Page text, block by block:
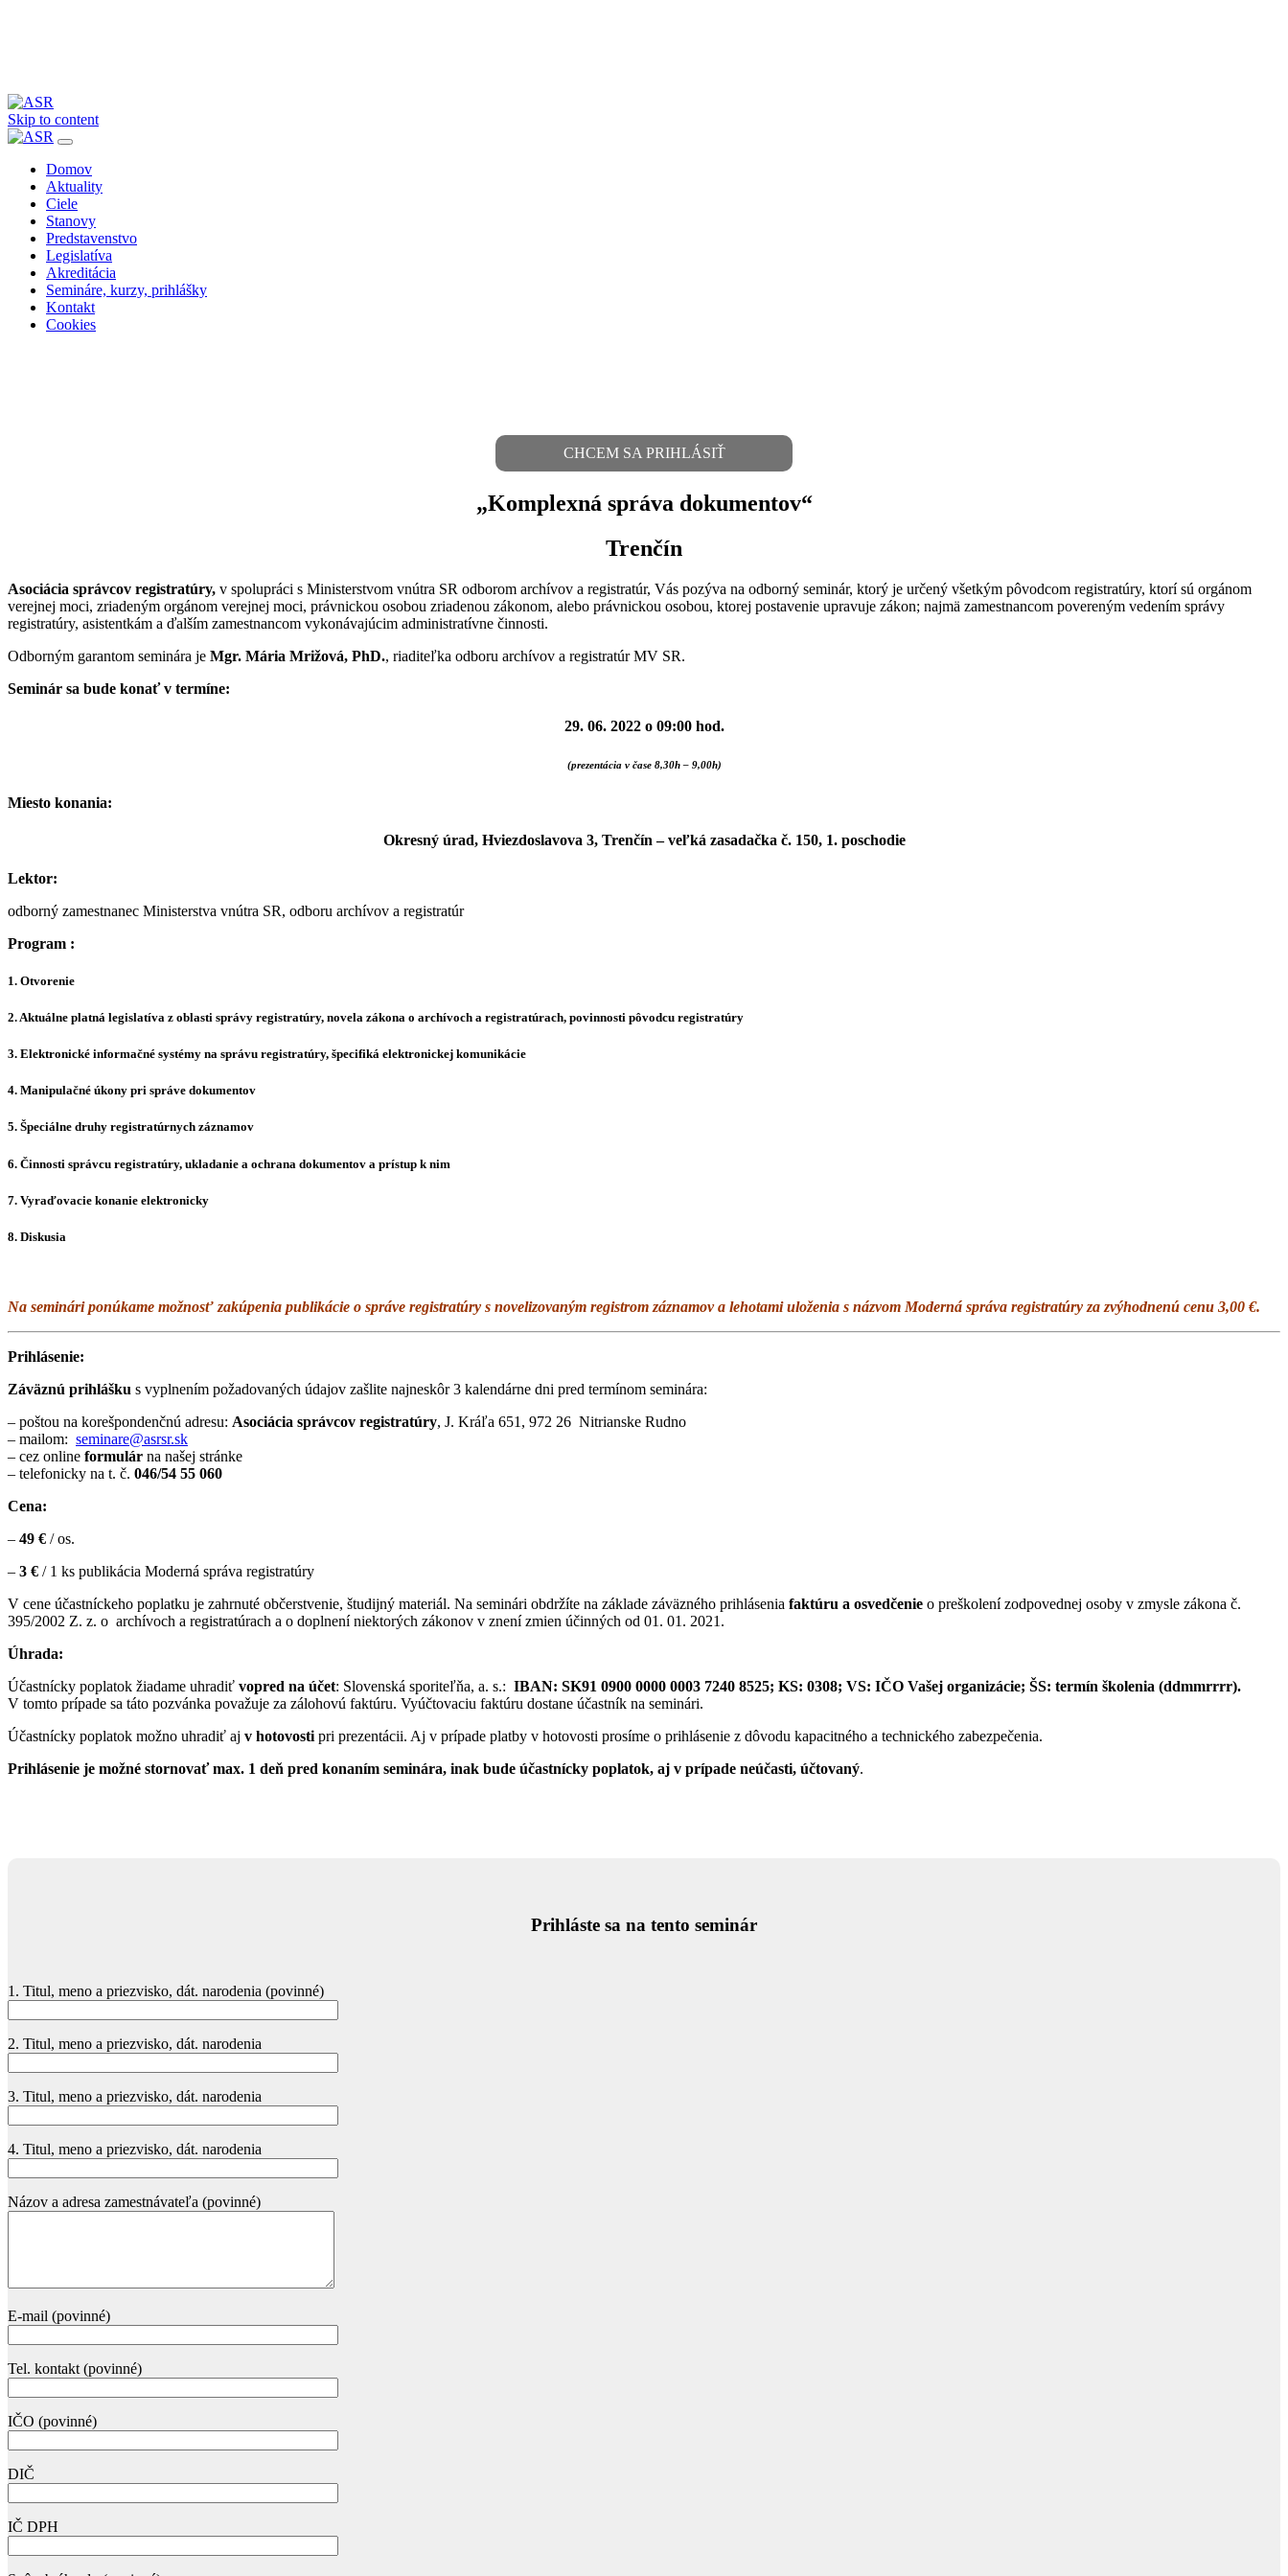
Skip to content
Domov
Aktuality
Ciele
Stanovy
Predstavenstvo
Legislatíva
Akreditácia
Semináre, kurzy, prihlášky
Kontakt
Cookies
CHCEM SA PRIHLÁSIŤ
„Komplexná správa dokumentov“
Trenčín
Asociácia správcov registratúry, v spolupráci s Ministerstvom vnútra SR odborom archívov a registratúr, Vás pozýva na odborný seminár, ktorý je určený všetkým pôvodcom registratúry, ktorí sú orgánom
verejnej moci, zriadeným orgánom verejnej moci, právnickou osobou zriadenou zákonom, alebo právnickou osobou, ktorej postavenie upravuje zákon; najmä zamestnancom povereným vedením správy
registratúry, asistentkám a ďalším zamestnancom vykonávajúcim administratívne činnosti.
Odborným garantom seminára je Mgr. Mária Mrižová, PhD., riaditeľka odboru archívov a registratúr MV SR.
Seminár sa bude konať v termíne:
29. 06. 2022 o 09:00 hod.
(prezentácia v čase 8,30h – 9,00h)
Miesto konania:
Okresný úrad, Hviezdoslavova 3, Trenčín– veľká zasadačka č. 150, 1. poschodie
Lektor:
odborný zamestnanec Ministerstva vnútra SR, odboru archívov a registratúr
Program :
1. Otvorenie
2. Aktuálne platná legislatíva z oblasti správy registratúry, novela zákona o archívoch a registratúrach, povinnosti pôvodcu registratúry
3. Elektronické informačné systémy na správu registratúry, špecifiká elektronickej komunikácie
4. Manipulačné úkony pri správe dokumentov
5. Špeciálne druhy registratúrnych záznamov
6. Činnosti správcu registratúry, ukladanie a ochrana dokumentov a prístup k nim
7. Vyraďovacie konanie elektronicky
8. Diskusia
Na seminári ponúkame možnosť zakúpenia publikácie o správe registratúry s novelizovaným registrom záznamov a lehotami uloženia s názvom Moderná správa registratúry za zvýhodnenú cenu 3,00 €.
Prihlásenie:
Záväznú prihlášku s vyplnením požadovaných údajov zašlite najneskôr 3 kalendárne dni pred termínom seminára:
– poštou na korešpondenčnú adresu: Asociácia správcov registratúry, J. Kráľa 651, 972 26 Nitrianske Rudno
– mailom: seminare@asrsr.sk
– cez online formulár na našej stránke
– telefonicky na t. č. 046/54 55 060
Cena:
– 49 € / os.
– 3 € / 1 ks publikácia Moderná správa registratúry
V cene účastníckeho poplatku je zahrnuté občerstvenie, študijný materiál. Na seminári obdržíte na základe záväzného prihlásenia faktúru a osvedčenie o preškolení zodpovednej osoby v zmysle zákona č.
395/2002 Z. z. o archívoch a registratúrach a o doplnení niektorých zákonov v znení zmien účinných od 01. 01. 2021.
Úhrada:
Účastnícky poplatok žiadame uhradiť vopred na účet: Slovenská sporiteľňa, a. s.: IBAN: SK91 0900 0000 0003 7240 8525; KS: 0308; VS: IČO Vašej organizácie; ŠS: termín školenia (ddmmrrrr).
V tomto prípade sa táto pozvánka považuje za zálohovú faktúru. Vyúčtovaciu faktúru dostane účastník na seminári.
Účastnícky poplatok možno uhradiť aj v hotovosti pri prezentácii. Aj v prípade platby v hotovosti prosíme o prihlásenie z dôvodu kapacitného a technického zabezpečenia.
Prihlásenie je možné stornovať max. 1 deň pred konaním seminára, inak bude účastnícky poplatok, aj v prípade neúčasti, účtovaný.
Prihláste sa na tento seminár
1. Titul, meno a priezvisko, dát. narodenia (povinné)
2. Titul, meno a priezvisko, dát. narodenia
3. Titul, meno a priezvisko, dát. narodenia
4. Titul, meno a priezvisko, dát. narodenia
Názov a adresa zamestnávateľa (povinné)
E-mail (povinné)
Tel. kontakt (povinné)
IČO (povinné)
DIČ
IČ DPH